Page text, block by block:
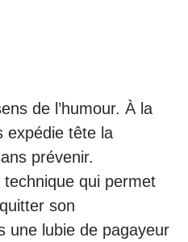
de l’humour. À la
expédie tête la
prévenir.
technique qui permet
son
une lubie de pagayeur